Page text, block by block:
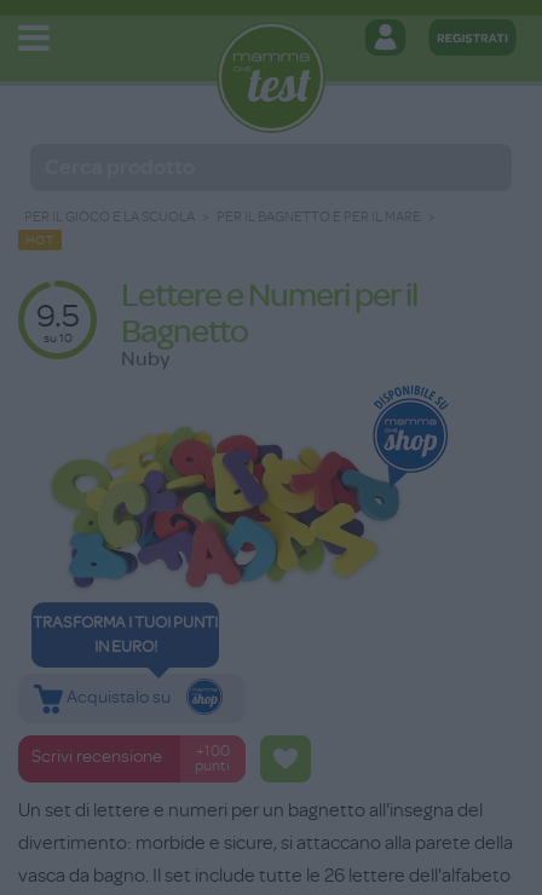
PER IL GIOCO E LA SCUOLA PER IL BAGNETTO E PER IL MARE
HOT
9.5
su 10
Lettere e Numeri per il
Bagnetto
Nuby
Acquistalo su
TRASFORMA I TUOI PUNTI
IN EURO!
Scrivi recensione
+100
punti
Un set di lettere e numeri per un bagnetto all'insegna del
divertimento: morbide e sicure, si attaccano alla parete della
vasca da bagno. Il set include tutte le 26 lettere dell'alfabeto